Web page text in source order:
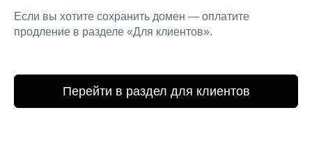
Если вы хотите сохранить домен — оплатите
продление в разделе «Для клиентов».
Перейти в раздел для клиентов